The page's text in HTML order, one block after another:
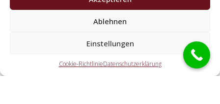
Ablehnen
Einstellungen
Cookie-RichtlinieDatenschutzerklärung
Welche Leistungen übernehmen die
Die Kooperationspartner erledigen jegliche Tätigkeiten,
welche Sie von einem Schlüssel-Notdienst erwarten. Dazu